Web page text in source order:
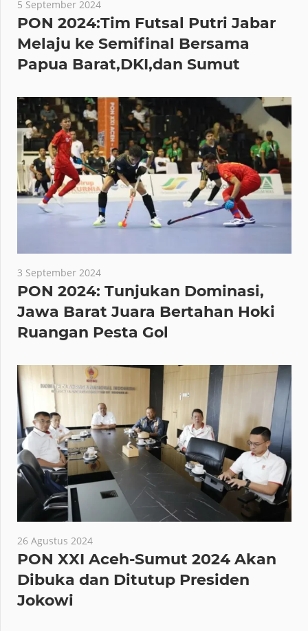
5 September 2024
PON 2024:Tim Futsal Putri Jabar
Melaju ke Semifinal Bersama
Papua Barat,DKI,dan Sumut
3 September 2024
PON 2024: Tunjukan Dominasi,
Jawa Barat Juara Bertahan Hoki
Ruangan Pesta Gol
26 Agustus 2024
PON XXI Aceh-Sumut 2024 Akan
Dibuka dan Ditutup Presiden
Jokowi